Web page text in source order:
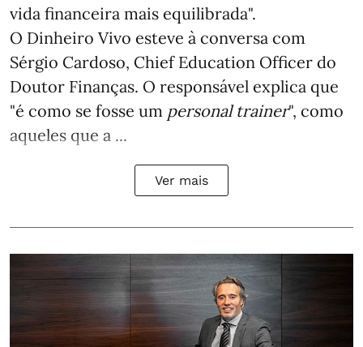
vida financeira mais equilibrada".
O Dinheiro Vivo esteve à conversa com
Sérgio Cardoso, Chief Education Officer do
Doutor Finanças. O responsável explica que
"é como se fosse um personal trainer", como
aqueles que a ...
Ver mais